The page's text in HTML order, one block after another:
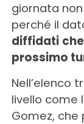
giornata
perché il
diffidati
prossimo
Nell’elenco
livello come
Gomez,